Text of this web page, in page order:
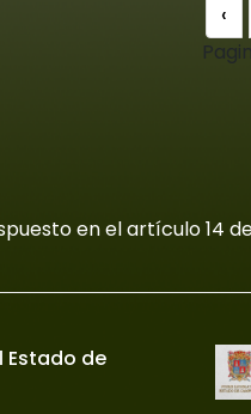
‹
en el artículo 14
Estado de